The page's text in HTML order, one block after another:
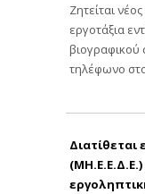
Ζητείται
εργοτάξια
βιογραφικού
τηλέφωνο
Διατίθεται